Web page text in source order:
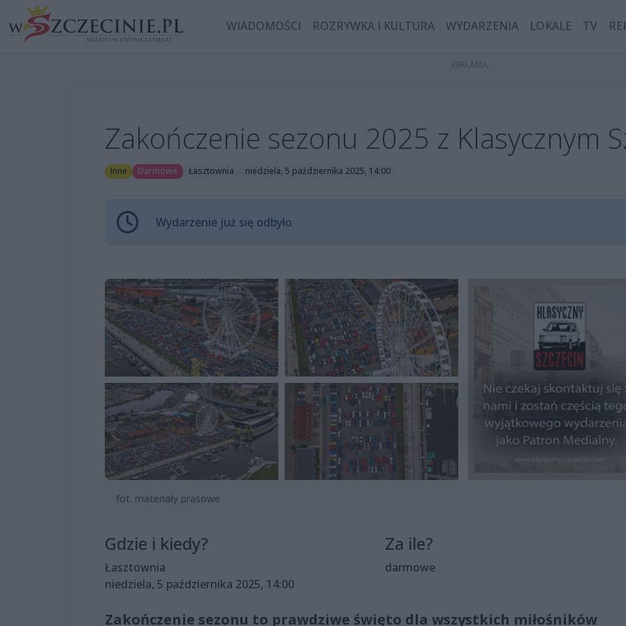
WIADOMOŚCI ROZRYWKA I KULTURA WYDARZENIA LOKALE TV
Zakończenie sezonu 2025 z Klasycznym
Inne Darmowe Łasztownia niedziela, 5 października 2025, 14:00
Wydarzenie już się odbyło
fot. materiały prasowe
Gdzie i kiedy?
Łasztownia
niedziela, 5 października 2025, 14:00
Za ile?
darmowe
Zakończenie sezonu to prawdziwe święto dla wszystkich miłośników